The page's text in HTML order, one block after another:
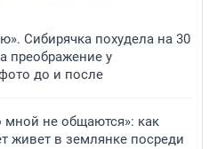
Сибирячка похудела на 30
преображение у
до и после
мной не общаются»: как
живет в землянке посреди